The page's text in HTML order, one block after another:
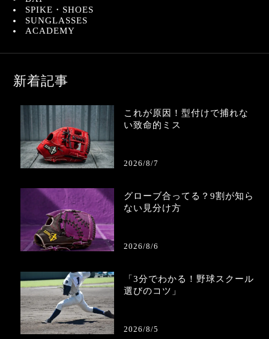
SPIKE・SHOES
SUNGLASSES
ACADEMY
新着記事
これが原因！型付けで捕れな
い致命的ミス
2026/8/7
グローブ合ってる？9割が知ら
ない見分け方
2026/8/6
「3分でわかる！野球スクール
選びのコツ」
2026/8/5